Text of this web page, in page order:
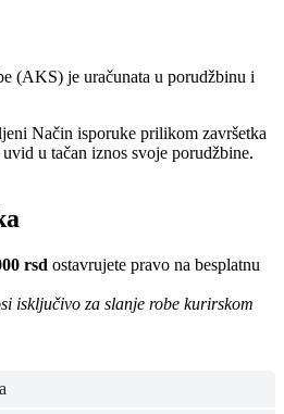
(AKS) je uračunata u porudžbinu i
Način isporuke prilikom završetka
u tačan iznos svoje porudžbine.
rsd ostavrujete pravo na besplatnu
isključivo za slanje robe kurirskom